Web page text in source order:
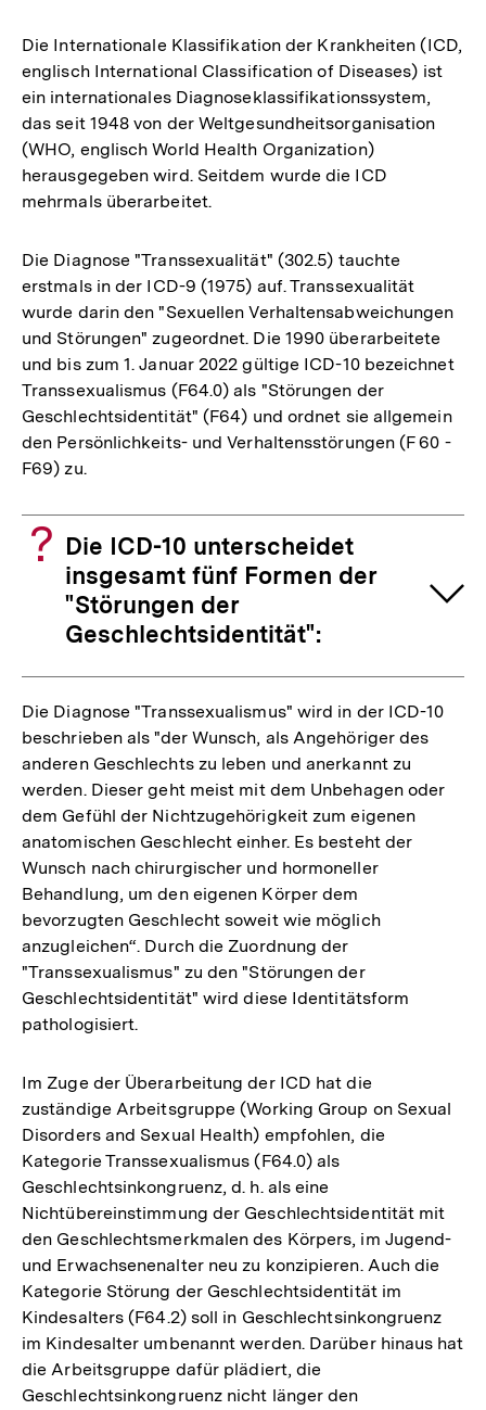
Die Internationale Klassifikation der Krankheiten (ICD,
englisch International Classification of Diseases) ist
ein internationales Diagnoseklassifikationssystem,
das seit 1948 von der Weltgesundheitsorganisation
(WHO, englisch World Health Organization)
herausgegeben wird. Seitdem wurde die ICD
mehrmals überarbeitet.
Die Diagnose "Transsexualität" (302.5) tauchte
erstmals in der ICD-9 (1975) auf. Transsexualität
wurde darin den "Sexuellen Verhaltensabweichungen
und Störungen" zugeordnet. Die 1990 überarbeitete
und bis zum 1. Januar 2022 gültige ICD-10 bezeichnet
Transsexualismus (F64.0) als "Störungen der
Geschlechtsidentität" (F64) und ordnet sie allgemein
den Persönlichkeits- und Verhaltensstörungen (F 60 -
F69) zu.
Die ICD-10 unterscheidet
insgesamt fünf Formen der
"Störungen der
Geschlechtsidentität":
Die Diagnose "Transsexualismus" wird in der ICD-10
beschrieben als "der Wunsch, als Angehöriger des
anderen Geschlechts zu leben und anerkannt zu
werden. Dieser geht meist mit dem Unbehagen oder
dem Gefühl der Nichtzugehörigkeit zum eigenen
anatomischen Geschlecht einher. Es besteht der
Wunsch nach chirurgischer und hormoneller
Behandlung, um den eigenen Körper dem
bevorzugten Geschlecht soweit wie möglich
anzugleichen“. Durch die Zuordnung der
"Transsexualismus" zu den "Störungen der
Geschlechtsidentität" wird diese Identitätsform
pathologisiert.
Im Zuge der Überarbeitung der ICD hat die
zuständige Arbeitsgruppe (Working Group on Sexual
Disorders and Sexual Health) empfohlen, die
Kategorie Transsexualismus (F64.0) als
Geschlechtsinkongruenz, d. h. als eine
Nichtübereinstimmung der Geschlechtsidentität mit
den Geschlechtsmerkmalen des Körpers, im Jugend-
und Erwachsenenalter neu zu konzipieren. Auch die
Kategorie Störung der Geschlechtsidentität im
Kindesalters (F64.2) soll in Geschlechtsinkongruenz
im Kindesalter umbenannt werden. Darüber hinaus hat
die Arbeitsgruppe dafür plädiert, die
Geschlechtsinkongruenz nicht länger den